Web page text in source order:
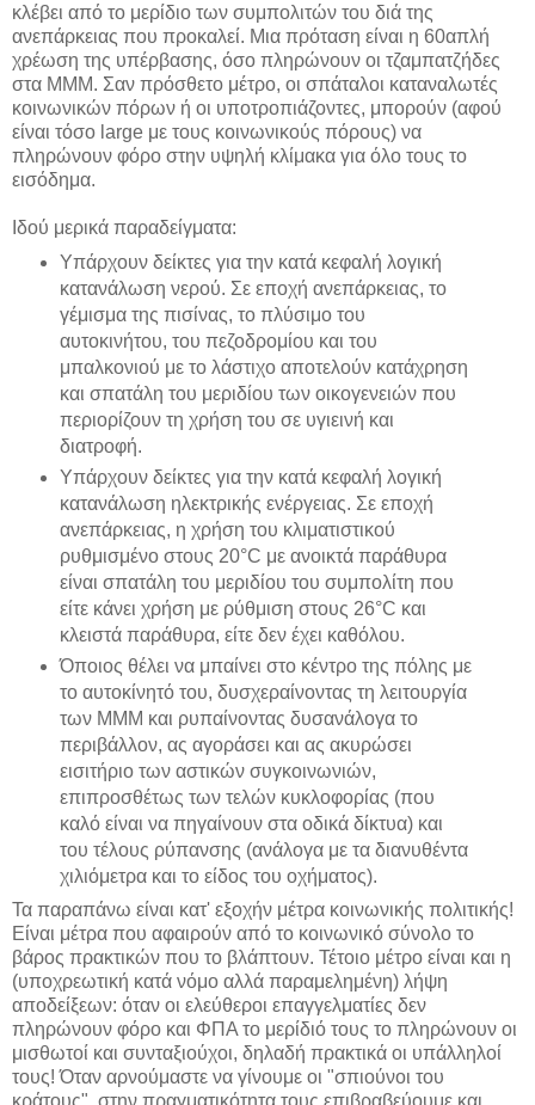
κλέβει από το μερίδιο των συμπολιτών του διά της
ανεπάρκειας που προκαλεί. Μια πρόταση είναι η 60απλή
χρέωση της υπέρβασης, όσο πληρώνουν οι τζαμπατζήδες
στα ΜΜΜ. Σαν πρόσθετο μέτρο, οι σπάταλοι καταναλωτές
κοινωνικών πόρων ή οι υποτροπιάζοντες, μπορούν (αφού
είναι τόσο large με τους κοινωνικούς πόρους) να
πληρώνουν φόρο στην υψηλή κλίμακα για όλο τους το
εισόδημα.
Ιδού μερικά παραδείγματα:
Υπάρχουν δείκτες για την κατά κεφαλή λογική
κατανάλωση νερού. Σε εποχή ανεπάρκειας, το
γέμισμα της πισίνας, το πλύσιμο του
αυτοκινήτου, του πεζοδρομίου και του
μπαλκονιού με το λάστιχο αποτελούν κατάχρηση
και σπατάλη του μεριδίου των οικογενειών που
περιορίζουν τη χρήση του σε υγιεινή και
διατροφή.
Υπάρχουν δείκτες για την κατά κεφαλή λογική
κατανάλωση ηλεκτρικής ενέργειας. Σε εποχή
ανεπάρκειας, η χρήση του κλιματιστικού
ρυθμισμένο στους 20°C με ανοικτά παράθυρα
είναι σπατάλη του μεριδίου του συμπολίτη που
είτε κάνει χρήση με ρύθμιση στους 26°C και
κλειστά παράθυρα, είτε δεν έχει καθόλου.
Όποιος θέλει να μπαίνει στο κέντρο της πόλης με
το αυτοκίνητό του, δυσχεραίνοντας τη λειτουργία
των ΜΜΜ και ρυπαίνοντας δυσανάλογα το
περιβάλλον, ας αγοράσει και ας ακυρώσει
εισιτήριο των αστικών συγκοινωνιών,
επιπροσθέτως των τελών κυκλοφορίας (που
καλό είναι να πηγαίνουν στα οδικά δίκτυα) και
του τέλους ρύπανσης (ανάλογα με τα διανυθέντα
χιλιόμετρα και το είδος του οχήματος).
Τα παραπάνω είναι κατ' εξοχήν μέτρα κοινωνικής πολιτικής!
Είναι μέτρα που αφαιρούν από το κοινωνικό σύνολο το
βάρος πρακτικών που το βλάπτουν. Τέτοιο μέτρο είναι και η
(υποχρεωτική κατά νόμο αλλά παραμελημένη) λήψη
αποδείξεων: όταν οι ελεύθεροι επαγγελματίες δεν
πληρώνουν φόρο και ΦΠΑ το μερίδιό τους το πληρώνουν οι
μισθωτοί και συνταξιούχοι, δηλαδή πρακτικά οι υπάλληλοί
τους! Όταν αρνούμαστε να γίνουμε οι "σπιούνοι του